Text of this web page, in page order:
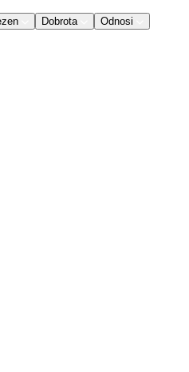
Dobrota
Odnosi